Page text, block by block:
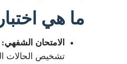
ما هي
الامتحان الشفهي:
تشخيص الحالات